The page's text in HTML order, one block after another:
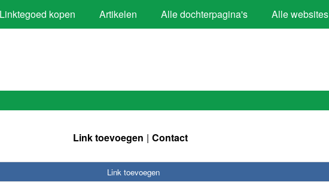
Linktegoed kopen Artikelen Alle dochterpagina's Alle websites
Link toevoegen Contact
Link toevoegen